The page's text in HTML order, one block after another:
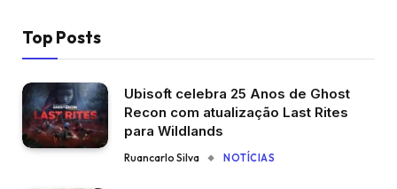
Top Posts
Ubisoft celebra 25 Anos de Ghost
Recon com atualização Last Rites
para Wildlands
Ruancarlo Silva NOTÍCIAS